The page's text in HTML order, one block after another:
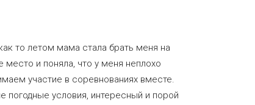
то летом мама стала брать меня на
и поняла, что у меня неплохо
участие в соревнованиях вместе.
условия, интересный и порой